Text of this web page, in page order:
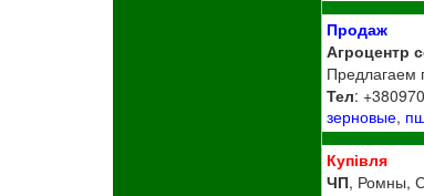
Продаж
Агроцентр
Предлагаем
Тел:
зерновые,
Купівля
ЧП, Ромны,